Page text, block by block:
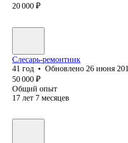
20 000 ₽
Слесарь-ремонтник
41 год • Обновлено 26 июня
50 000 ₽
Общий опыт
17 лет 7 месяцев